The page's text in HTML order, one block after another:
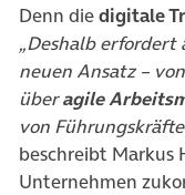
Denn diedigitale
„Deshalb
neuen Ansatz –
überagile
von
beschreibt Markus
Unternehmen